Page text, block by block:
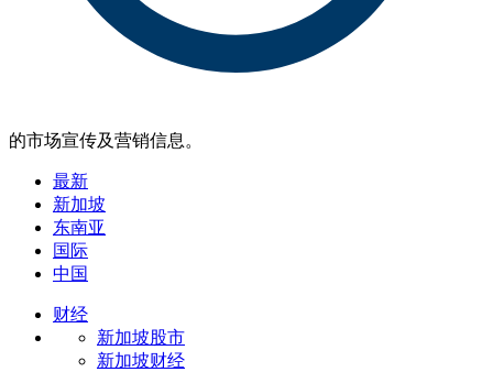
的市场宣传及营销信息。
最新
新加坡
东南亚
国际
中国
财经
新加坡股市
新加坡财经